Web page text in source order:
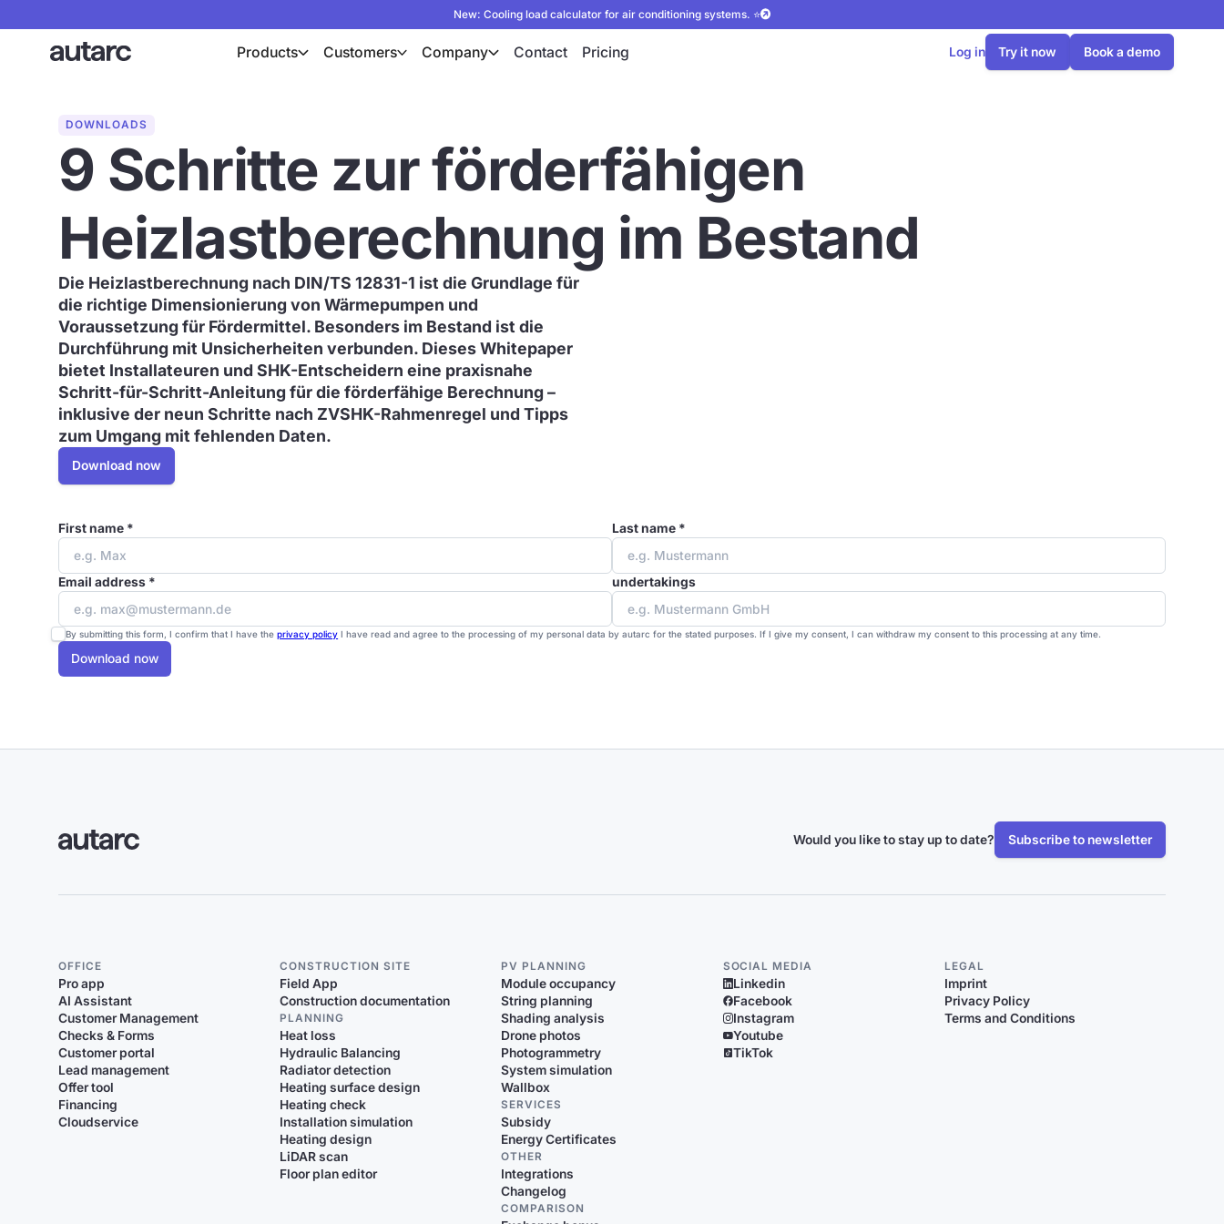
New: Cooling load calculator for air conditioning systems. ⭐
Products Customers Company Contact Pricing Log in Try it now Book a demo
DOWNLOADS
9 Schritte zur förderfähigen
Heizlastberechnung im Bestand
Die Heizlastberechnung nach DIN/TS 12831-1 ist die Grundlage für
die richtige Dimensionierung von Wärmepumpen und
Voraussetzung für Fördermittel. Besonders im Bestand ist die
Durchführung mit Unsicherheiten verbunden. Dieses Whitepaper
bietet Installateuren und SHK-Entscheidern eine praxisnahe
Schritt-für-Schritt-Anleitung für die förderfähige Berechnung –
inklusive der neun Schritte nach ZVSHK-Rahmenregel und Tipps
zum Umgang mit fehlenden Daten.
Download now
First name * Last name *
Email address * undertakings
By submitting this form, I confirm that I have theprivacy policy I have read and agree to the processing of my personal data by autarc for the stated purposes. If I give my consent, I can withdraw my consent to this processing at any time.
Would you like to stay up to date? Subscribe to newsletter
OFFICE
Pro app
AI Assistant
Customer Management
Checks & Forms
Customer portal
Lead management
Offer tool
Financing
Cloudservice
CONSTRUCTION SITE
Field App
Construction documentation
PLANNING
Heat loss
Hydraulic Balancing
Radiator detection
Heating surface design
Heating check
Installation simulation
Heating design
LiDAR scan
Floor plan editor
PV PLANNING
Module occupancy
String planning
Shading analysis
Drone photos
Photogrammetry
System simulation
Wallbox
SERVICES
Subsidy
Energy Certificates
OTHER
Integrations
Changelog
COMPARISON
SOCIAL MEDIA
Linkedin
Facebook
Instagram
Youtube
TikTok
LEGAL
Imprint
Privacy Policy
Terms and Conditions